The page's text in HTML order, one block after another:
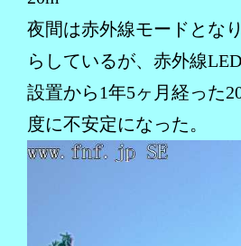
夜間は赤外線モードとな
らしているが、赤外線LED
設置から1年5ヶ月経った
度に不安定になった。